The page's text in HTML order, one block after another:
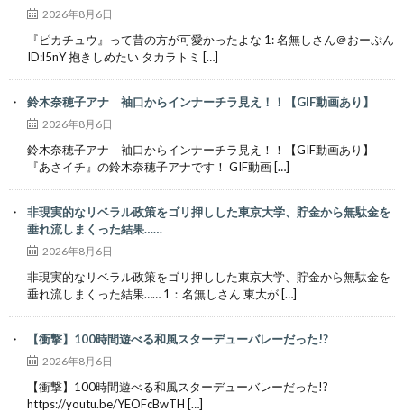
2026年8月6日
『ピカチュウ』って昔の方が可愛かったよな 1: 名無しさん＠おーぷん
ID:l5nY 抱きしめたい タカラトミ […]
鈴木奈穂子アナ 袖口からインナーチラ見え！！【GIF動画あり】
2026年8月6日
鈴木奈穂子アナ 袖口からインナーチラ見え！！【GIF動画あり】
『あさイチ』の鈴木奈穂子アナです！ GIF動画 […]
非現実的なリベラル政策をゴリ押しした東京大学、貯金から無駄金を
垂れ流しまくった結果……
2026年8月6日
非現実的なリベラル政策をゴリ押しした東京大学、貯金から無駄金を
垂れ流しまくった結果…… 1：名無しさん 東大が […]
【衝撃】100時間遊べる和風スターデューバレーだった!?
2026年8月6日
【衝撃】100時間遊べる和風スターデューバレーだった!?
https://youtu.be/YEOFcBwTH […]